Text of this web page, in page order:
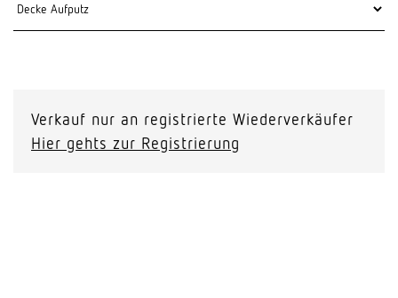
Verkauf nur an registrierte Wiederverkäufer
Hier gehts zur Registrierung